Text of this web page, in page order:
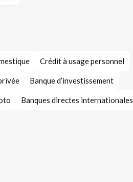
Crédit à usage personnel
Banque d’investissement
Banques directes internationales